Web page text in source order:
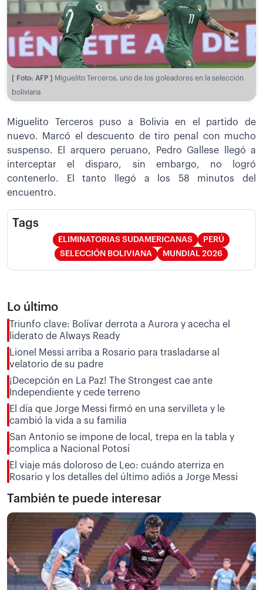
[ Foto: AFP ]
Miguelito Terceros, uno de los goleadores en la selección
boliviana
Miguelito Terceros puso a Bolivia en el partido de
nuevo. Marcó el descuento de tiro penal con mucho
suspenso. El arquero peruano, Pedro Gallese llegó a
interceptar el disparo, sin embargo, no logró
contenerlo. El tanto llegó a los 58 minutos del
encuentro.
Tags
ELIMINATORIAS SUDAMERICANAS
PERÚ
SELECCIÓN BOLIVIANA
MUNDIAL 2026
Lo último
Triunfo clave: Bolívar derrota a Aurora y acecha el
liderato de Always Ready
Lionel Messi arriba a Rosario para trasladarse al
velatorio de su padre
¡Decepción en La Paz! The Strongest cae ante
Independiente y cede terreno
El día que Jorge Messi firmó en una servilleta y le
cambió la vida a su familia
San Antonio se impone de local, trepa en la tabla y
complica a Nacional Potosí
El viaje más doloroso de Leo: cuándo aterriza en
Rosario y los detalles del último adiós a Jorge Messi
También te puede interesar